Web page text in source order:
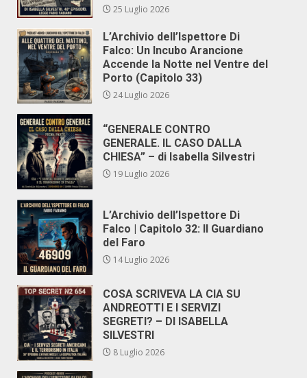
25 Luglio 2026
L’Archivio dell’Ispettore Di
Falco: Un Incubo Arancione
Accende la Notte nel Ventre del
Porto (Capitolo 33)
24 Luglio 2026
“GENERALE CONTRO
GENERALE. IL CASO DALLA
CHIESA” – di Isabella Silvestri
19 Luglio 2026
L’Archivio dell’Ispettore Di
Falco | Capitolo 32: Il Guardiano
del Faro
14 Luglio 2026
COSA SCRIVEVA LA CIA SU
ANDREOTTI E I SERVIZI
SEGRETI? – DI ISABELLA
SILVESTRI
8 Luglio 2026